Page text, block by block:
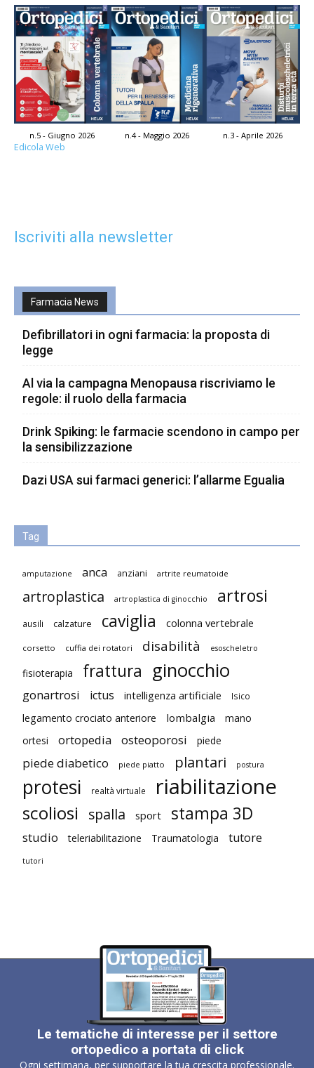
n.5 - Giugno 2026 n.4 - Maggio 2026 n.3 - Aprile 2026
Edicola Web
Iscriviti alla newsletter
Farmacia News
Defibrillatori in ogni farmacia: la proposta di
legge
Al via la campagna Menopausa riscriviamo le
regole: il ruolo della farmacia
Drink Spiking: le farmacie scendono in campo per
la sensibilizzazione
Dazi USA sui farmaci generici: l’allarme Egualia
Tag
amputazione anca anziani artrite reumatoide
artroplastica artroplastica di ginocchio artrosi
ausili calzature caviglia colonna vertebrale
corsetto cuffia dei rotatori disabilità esoscheletro
fisioterapia frattura ginocchio
gonartrosi ictus intelligenza artificiale Isico
legamento crociato anteriore lombalgia
mano
ortesi
ortopedia osteoporosi piede
piede diabetico piede piatto plantari postura
protesi realtà virtuale riabilitazione
scoliosi spalla sport stampa 3D
studio teleriabilitazione Traumatologia tutore
tutori
Le tematiche di interesse per il settore
ortopedico a portata di click
Ogni settimana, per supportare la tua crescita professionale.